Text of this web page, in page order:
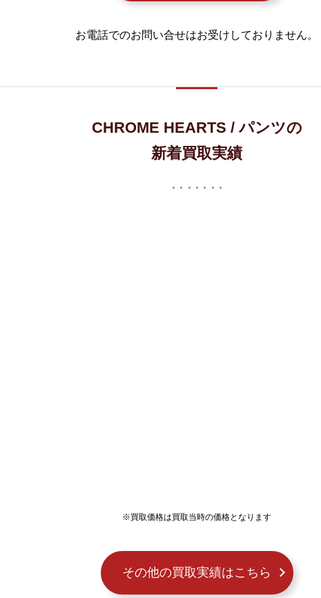
お電話でのお問い合せはお受けしておりません。
CHROME HEARTS / パンツの
新着買取実績
※買取価格は買取当時の価格となります
その他の買取実績はこちら